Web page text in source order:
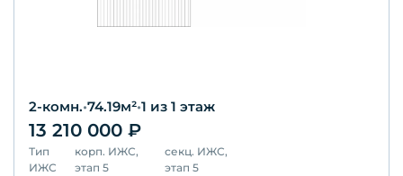
2-комн.•74.19м²•1 из 1 этаж
13 210 000 ₽
Тип
ИЖС
корп. ИЖС,
этап 5
секц. ИЖС,
этап 5